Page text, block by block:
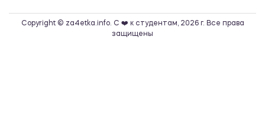
Copyright © za4etka.info. С ❤️ к студентам, 2026 г. Все права
защищены